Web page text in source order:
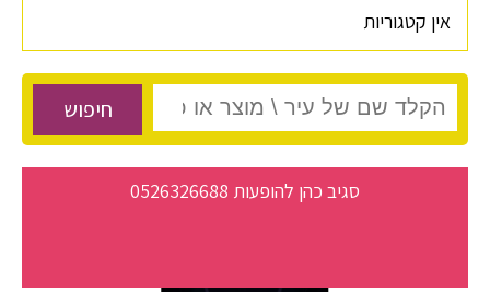
אין קטגוריות
חיפוש
סגיב כהן להופעות 0526326688